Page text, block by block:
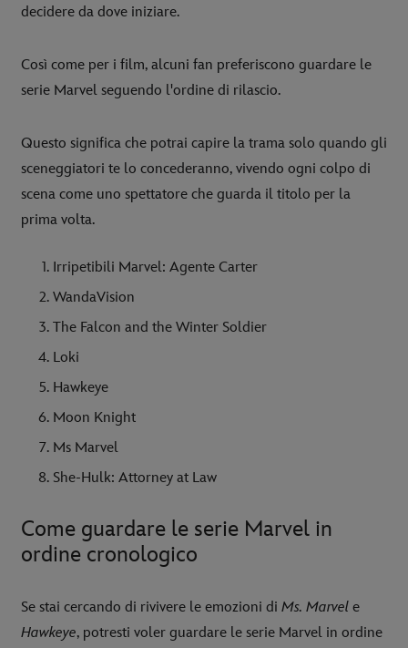
decidere da dove iniziare.
Così come per i film, alcuni fan preferiscono guardare le
serie Marvel seguendo l'ordine di rilascio.
Questo significa che potrai capire la trama solo quando gli
sceneggiatori te lo concederanno, vivendo ogni colpo di
scena come uno spettatore che guarda il titolo per la
prima volta.
Irripetibili Marvel: Agente Carter
WandaVision
The Falcon and the Winter Soldier
Loki
Hawkeye
Moon Knight
Ms Marvel
She-Hulk: Attorney at Law
Come guardare le serie Marvel in
ordine cronologico
Se stai cercando di rivivere le emozioni di Ms. Marvel e
Hawkeye, potresti voler guardare le serie Marvel in ordine